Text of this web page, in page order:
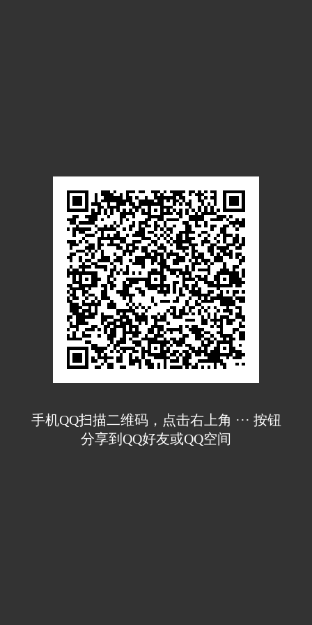
手机QQ扫描二维码，点击右上角 ··· 按钮
分享到QQ好友或QQ空间